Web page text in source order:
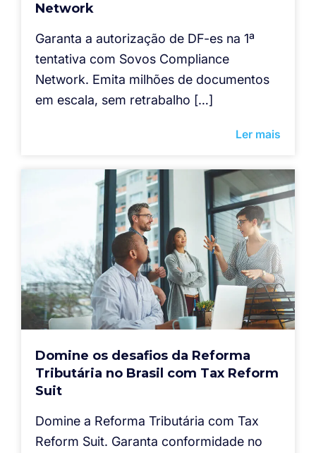
Network
Garanta a autorização de DF-es na 1ª
tentativa com Sovos Compliance
Network. Emita milhões de documentos
em escala, sem retrabalho […]
Ler mais
Domine os desafios da Reforma
Tributária no Brasil com Tax Reform
Suit
Domine a Reforma Tributária com Tax
Reform Suit. Garanta conformidade no